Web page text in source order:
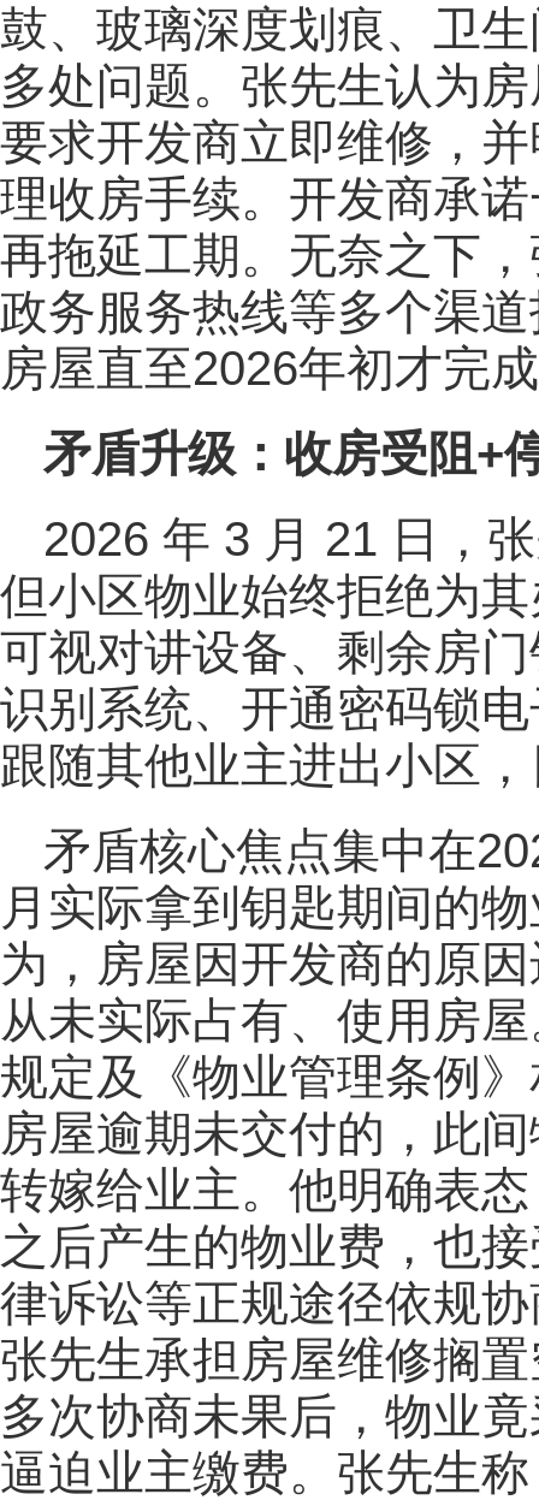
鼓、玻璃深度划痕、卫
多处问题。张先生认为
要求开发商立即维修，
理收房手续。开发商承
再拖延工期。无奈之下
政务服务热线等多个渠
房屋直至2026年初才完
矛盾升级：收房受阻+
2026 年 3 月 21 日，
但小区物业始终拒绝为
可视对讲设备、剩余房
识别系统、开通密码锁
跟随其他业主进出小区
矛盾核心焦点集中在
月实际拿到钥匙期间的
为，房屋因开发商的原
从未实际占有、使用房
规定及《物业管理条例
房屋逾期未交付的，此
转嫁给业主。他明确表
之后产生的物业费，也
律诉讼等正规途径依规
张先生承担房屋维修搁
多次协商未果后，物业
逼迫业主缴费。张先生